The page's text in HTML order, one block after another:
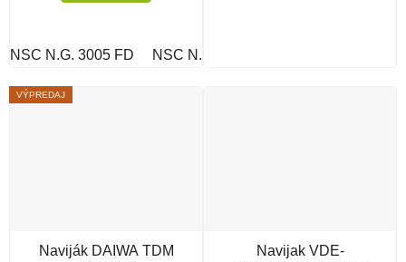
NSC N.G. 3005 FD NSC N.G. 4005 FD
VÝPREDAJ
Naviják DAIWA TDM
Navijak VDE-